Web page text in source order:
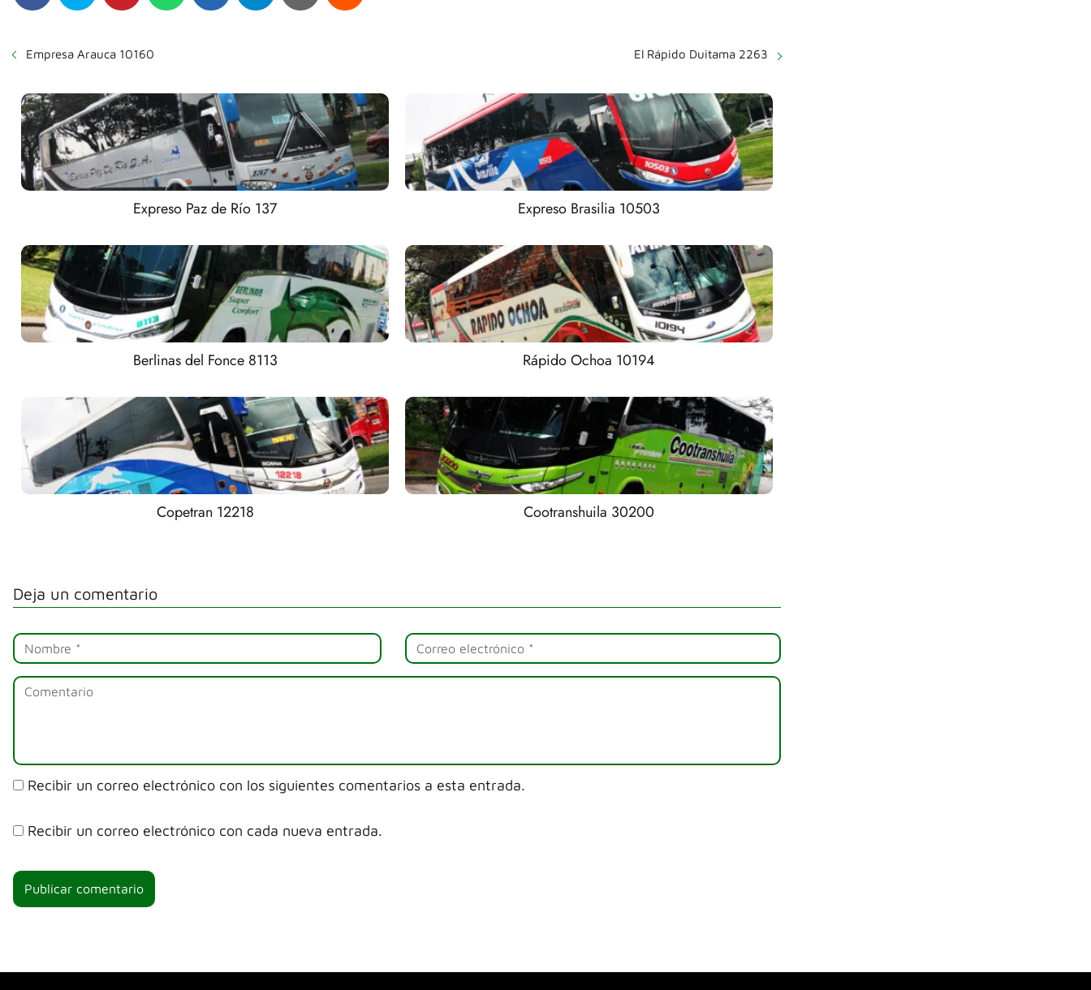
Empresa Arauca 10160 El Rápido Duitama 2263
Expreso Paz de Río 137 Expreso Brasilia 10503
Berlinas del Fonce 8113 Rápido Ochoa 10194
Copetran 12218 Cootranshuila 30200
Deja un comentario
Recibir un correo electrónico con los siguientes comentarios a esta entrada.
Recibir un correo electrónico con cada nueva entrada.